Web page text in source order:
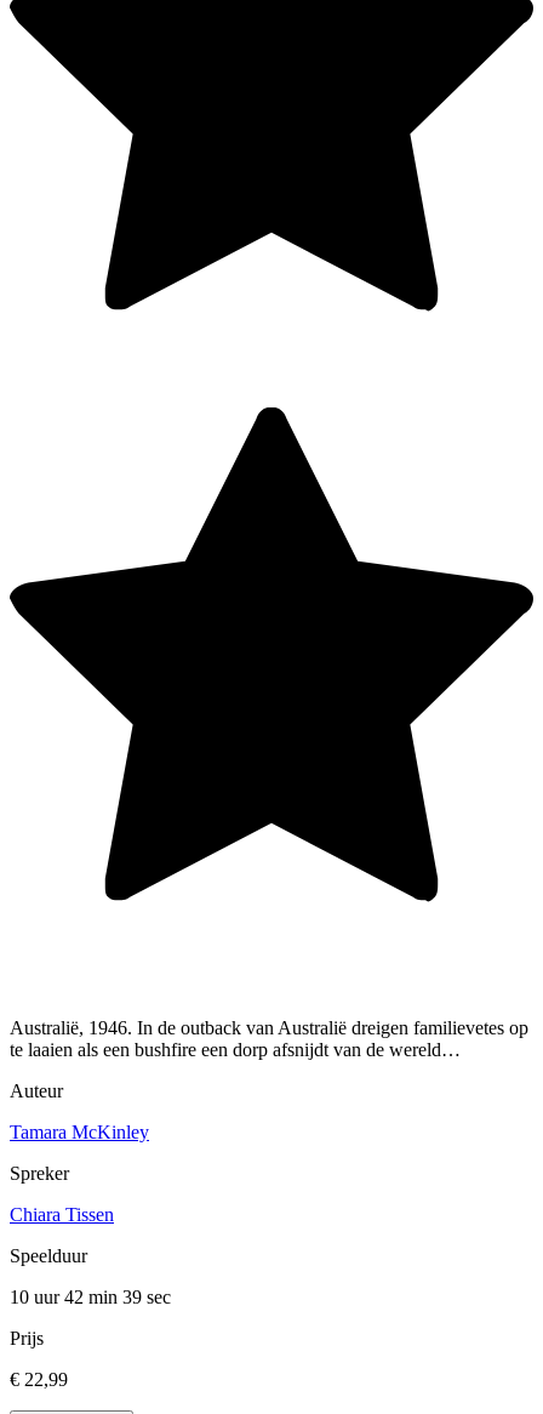
Australië, 1946. In de outback van Australië dreigen familievetes op
te laaien als een bushfire een dorp afsnijdt van de wereld…
Auteur
Tamara McKinley
Spreker
Chiara Tissen
Speelduur
10 uur 42 min 39 sec
Prijs
€ 22,99